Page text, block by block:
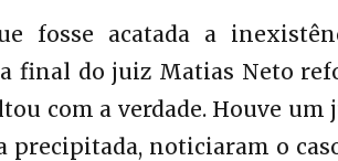
fosse acatada a
final do juiz Matias Neto
com a verdade. Houve
precipitada, noticiaram o